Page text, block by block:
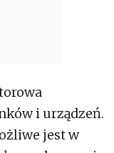
i urządzeń.
jest w